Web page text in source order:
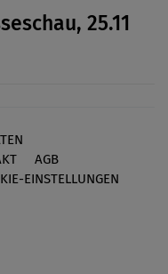
25.11
AGB
EINSTELLUNGEN